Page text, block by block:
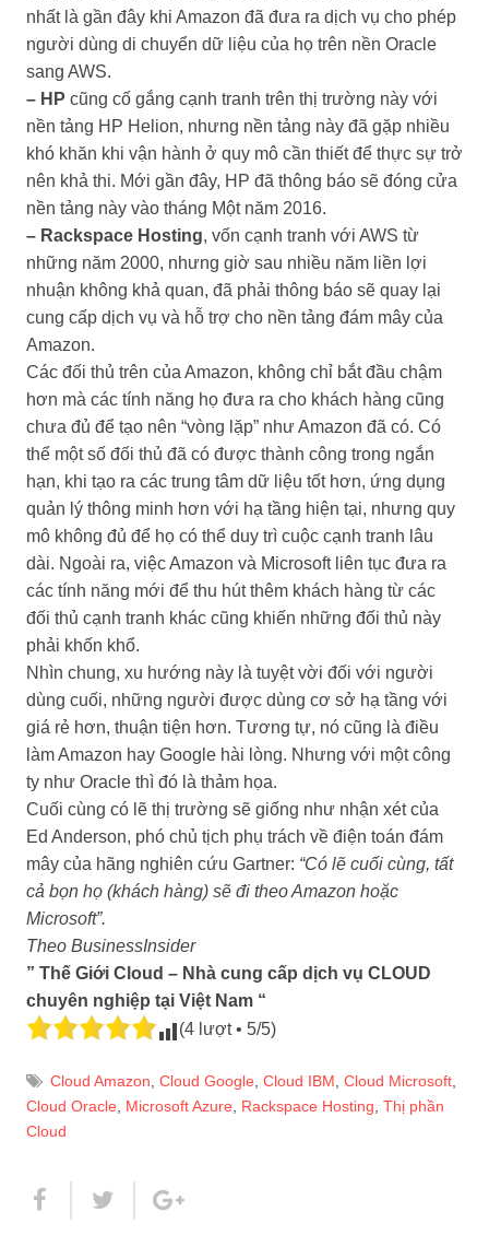
nhất là gần đây khi Amazon đã đưa ra dịch vụ cho phép
người dùng di chuyển dữ liệu của họ trên nền Oracle
sang AWS.
– HP cũng cố gắng cạnh tranh trên thị trường này với
nền tảng HP Helion, nhưng nền tảng này đã gặp nhiều
khó khăn khi vận hành ở quy mô cần thiết để thực sự trở
nên khả thi. Mới gần đây, HP đã thông báo sẽ đóng cửa
nền tảng này vào tháng Một năm 2016.
– Rackspace Hosting, vốn cạnh tranh với AWS từ
những năm 2000, nhưng giờ sau nhiều năm liền lợi
nhuận không khả quan, đã phải thông báo sẽ quay lại
cung cấp dịch vụ và hỗ trợ cho nền tảng đám mây của
Amazon.
Các đối thủ trên của Amazon, không chỉ bắt đầu chậm
hơn mà các tính năng họ đưa ra cho khách hàng cũng
chưa đủ để tạo nên “vòng lặp” như Amazon đã có. Có
thể một số đối thủ đã có được thành công trong ngắn
hạn, khi tạo ra các trung tâm dữ liệu tốt hơn, ứng dụng
quản lý thông minh hơn với hạ tầng hiện tại, nhưng quy
mô không đủ để họ có thể duy trì cuộc cạnh tranh lâu
dài. Ngoài ra, việc Amazon và Microsoft liên tục đưa ra
các tính năng mới để thu hút thêm khách hàng từ các
đối thủ cạnh tranh khác cũng khiến những đối thủ này
phải khốn khổ.
Nhìn chung, xu hướng này là tuyệt vời đối với người
dùng cuối, những người được dùng cơ sở hạ tầng với
giá rẻ hơn, thuận tiện hơn. Tương tự, nó cũng là điều
làm Amazon hay Google hài lòng. Nhưng với một công
ty như Oracle thì đó là thảm họa.
Cuối cùng có lẽ thị trường sẽ giống như nhận xét của
Ed Anderson, phó chủ tịch phụ trách về điện toán đám
mây của hãng nghiên cứu Gartner: “Có lẽ cuối cùng, tất
cả bọn họ (khách hàng) sẽ đi theo Amazon hoặc
Microsoft”.
Theo BusinessInsider
” Thế Giới Cloud – Nhà cung cấp dịch vụ CLOUD
chuyên nghiệp tại Việt Nam “
(4 lượt • 5/5)
Cloud Amazon ,Cloud Google ,Cloud IBM ,Cloud Microsoft
Cloud Oracle
Microsoft Azure Rackspace Hosting Thị phần
Cloud